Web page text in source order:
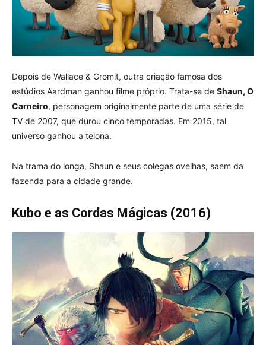
Depois de Wallace & Gromit, outra criação famosa dos
estúdios Aardman ganhou filme próprio. Trata-se de Shaun, O
Carneiro, personagem originalmente parte de uma série de
TV de 2007, que durou cinco temporadas. Em 2015, tal
universo ganhou a telona.
Na trama do longa, Shaun e seus colegas ovelhas, saem da
fazenda para a cidade grande.
Kubo e as Cordas Mágicas (2016)